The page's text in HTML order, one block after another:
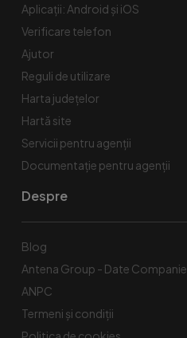
Aplicații: Android și iOS
Verificare telefon
Ajutor
Reguli de utilizare
Harta județelor
Hartă site
Servicii pentru agenții
Documentație pentru agenții
Despre
Blog
Antena Group - Date Companie
ANPC
Termeni și condiții